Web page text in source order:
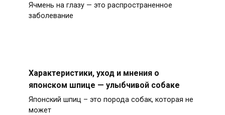
Ячмень на глазу — это распространенное
заболевание
Характеристики, уход и мнения о
японском шпице — улыбчивой собаке
Японский шпиц – это порода собак, которая не
может